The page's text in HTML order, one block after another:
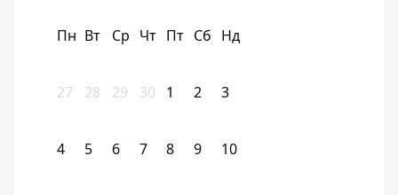
Пн Вт Ср Чт Пт Сб Нд
27 28 29 30 1 2 3
4 5 6 7 8 9 10